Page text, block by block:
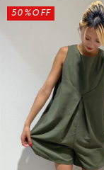
50%OFF